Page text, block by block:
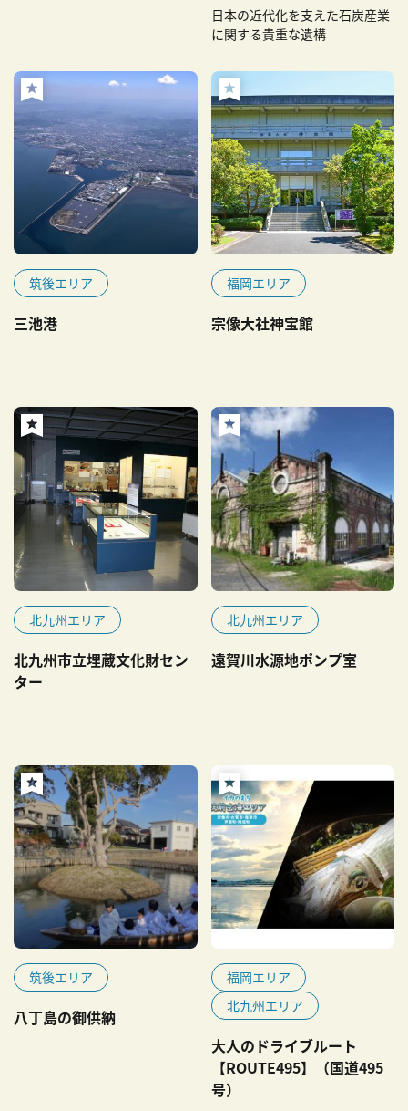
日本の近代化を支えた石炭産業
に関する貴重な遺構
筑後エリア
三池港
福岡エリア
宗像大社神宝館
北九州エリア
北九州市立埋蔵文化財セン
ター
北九州エリア
遠賀川水源地ポンプ室
筑後エリア
八丁島の御供納
福岡エリア
北九州エリア
大人のドライブルート
【ROUTE495】（国道495
号）